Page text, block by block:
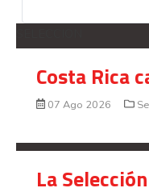
Costa Rica
07 Ago 2026
La